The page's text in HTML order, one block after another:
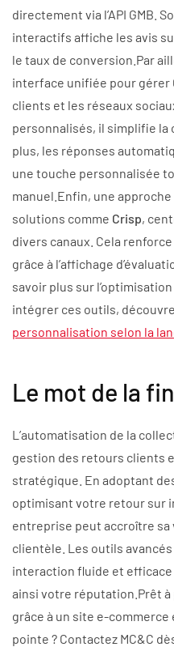
directement via l’API GMB.
interactifs affiche les avis
le taux de conversion.Par
interface unifiée pour gérer
clients et les réseaux
personnalisés, il simplifie la
plus, les réponses
une touche personnalisée
manuel.Enfin, une
solutions comme Crisp,
divers canaux. Cela
grâce à l’affichage
savoir plus sur
intégrer ces outils,
personnalisation selon la
Le mot de la fin
L’automatisation de la
gestion des retours clients
stratégique. En adoptant
optimisant votre retour sur
entreprise peut accroître
clientèle. Les outils
interaction fluide et
ainsi votre réputation.Prêt
grâce à un site e-
pointe ? Contactez MC&C